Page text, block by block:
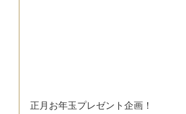
正月お年玉プレゼント企画！